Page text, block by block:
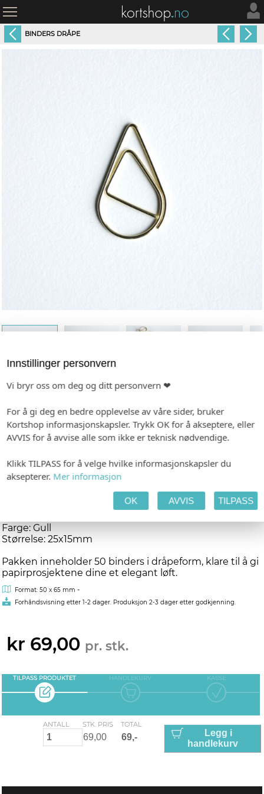
BINDERS DRÅPE
Binders dråpe, gull 50-pk, 1000b0
Et lekkert alternativ til den klassiske bindersen!
Disse dråpeformede bindersene kombinerer stil og
funksjon. Perfekt når du vil gjøre det lille ekstra ut av
detaljene. Vi bruker dem gjerne til to-lagskort, for å
feste bordkort til menyer, eller til å samle små papirer
Farge: Gull
Størrelse: 25x15mm
Pakken inneholder 50 binders i dråpeform, klare til å gi
papirprosjektene dine et elegant løft.
Format: 50 x 65 mm -
Forhåndsvisning etter 1-2 dager. Produksjon 2-3 dager etter godkjenning.
kr 69,00 pr. stk.
TILPASS PRODUKTET HANDLEKURV KASSE
ANTALL STK. PRIS TOTAL
Legg i
handlekurv
Innstillinger personvern
Vi bryr oss om deg og ditt personvern ❤
For å gi deg en bedre opplevelse av våre sider, bruker
Kortshop informasjonskapsler. Trykk OK for å akseptere, eller
AVVIS for å avvise alle som ikke er teknisk nødvendige.
Klikk TILPASS for å velge hvilke informasjonskapsler du
aksepterer. Mer informasjon
OK AVVIS TILPASS